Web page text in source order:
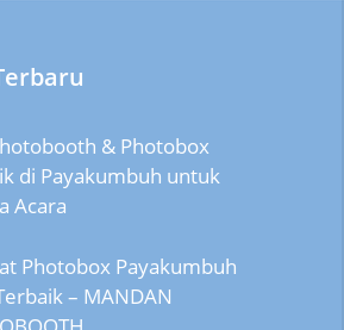
& Photobox
di Payakumbuh untuk
Acara
Photobox Payakumbuh
– MANDAN